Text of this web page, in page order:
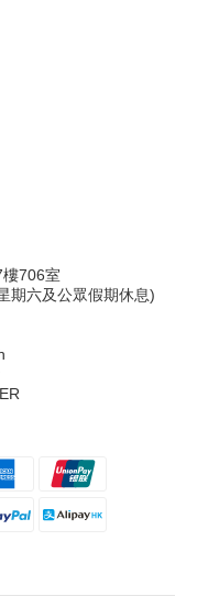
706室
期六及公眾假期休息)